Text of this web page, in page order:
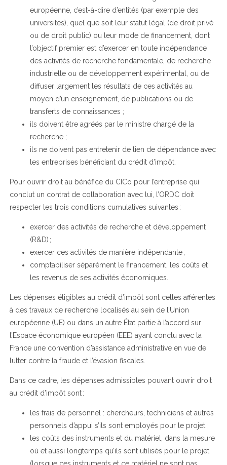
européenne, c’est-à-dire d’entités (par exemple des
universités), quel que soit leur statut légal (de droit privé
ou de droit public) ou leur mode de financement, dont
l’objectif premier est d’exercer en toute indépendance
des activités de recherche fondamentale, de recherche
industrielle ou de développement expérimental, ou de
diffuser largement les résultats de ces activités au
moyen d’un enseignement, de publications ou de
transferts de connaissances ;
ils doivent être agréés par le ministre chargé de la
recherche ;
ils ne doivent pas entretenir de lien de dépendance avec
les entreprises bénéficiant du crédit d’impôt.
Pour ouvrir droit au bénéfice du CICo pour l’entreprise qui
conclut un contrat de collaboration avec lui, l’ORDC doit
respecter les trois conditions cumulatives suivantes :
exercer des activités de recherche et développement
(R&D) ;
exercer ces activités de manière indépendante ;
comptabiliser séparément le financement, les coûts et
les revenus de ses activités économiques.
Les dépenses éligibles au crédit d’impôt sont celles afférentes
à des travaux de recherche localisés au sein de l’Union
européenne (UE) ou dans un autre État partie à l’accord sur
l’Espace économique européen (EEE) ayant conclu avec la
France une convention d’assistance administrative en vue de
lutter contre la fraude et l’évasion fiscales.
Dans ce cadre, les dépenses admissibles pouvant ouvrir droit
au crédit d’impôt sont :
les frais de personnel : chercheurs, techniciens et autres
personnels d’appui s’ils sont employés pour le projet ;
les coûts des instruments et du matériel, dans la mesure
où et aussi longtemps qu’ils sont utilisés pour le projet
(lorsque ces instruments et ce matériel ne sont pas